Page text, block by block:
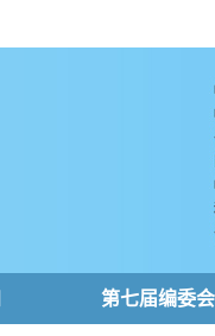
第七届编委会